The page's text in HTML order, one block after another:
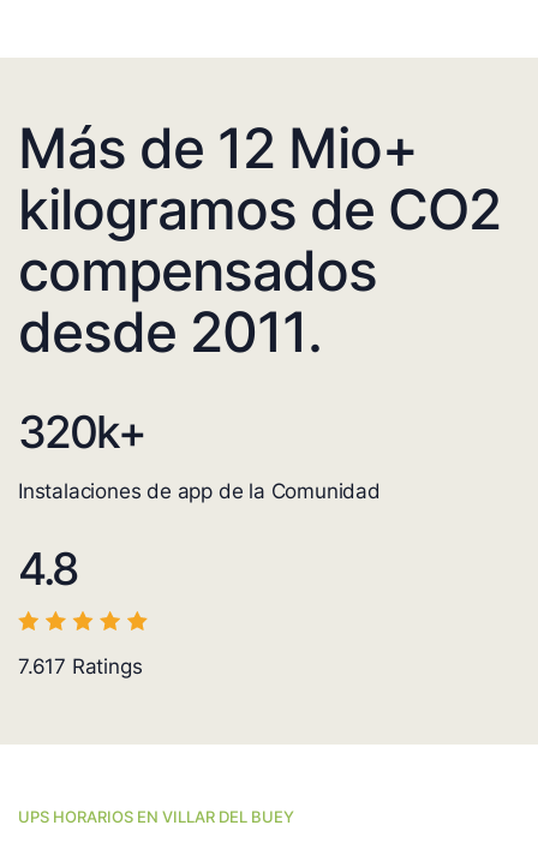
Más de 12 Mio+
kilogramos de CO2
compensados
desde 2011.
320k+
Instalaciones de app de la Comunidad
4.8
7.617 Ratings
UPS HORARIOS EN VILLAR DEL BUEY